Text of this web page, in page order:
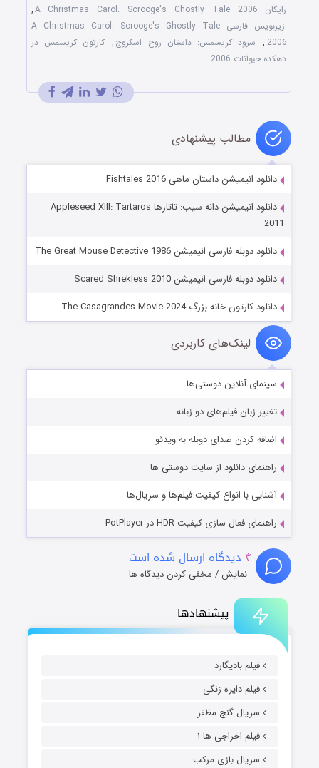
پیشنهادها
فیلم بادیگارد
فیلم دایره زنگی
سریال گنج مظفر
فیلم اخراجی ها ۱
سریال بازی مرکب
رایگان A Christmas Carol: Scrooge's Ghostly Tale 2006
,
زیرنویس فارسی A Christmas Carol: Scrooge's Ghostly Tale
2006
, سرود کریسمس: داستان روح اسکروج , کارتون کریسمس در
دهکده حیوانات 2006
مطالب پیشنهادی
دانلود انیمیشن داستان ماهی Fishtales 2016
دانلود انیمیشن دانه سیب: تاتارها Appleseed XIII: Tartaros
2011
دانلود دوبله فارسی انیمیشن The Great Mouse Detective 1986
دانلود دوبله فارسی انیمیشن Scared Shrekless 2010
دانلود کارتون خانه بزرگ The Casagrandes Movie 2024
لینک‌های کاربردی
سینمای آنلاین دوستی‌ها
تغییر زبان فیلم‌های دو زبانه
اضافه کردن صدای دوبله به ویدئو
راهنمای دانلود از سایت دوستی ها
آشنایی با انواع کیفیت فیلم‌ها و سریال‌ها
راهنمای فعال سازی کیفیت HDR در PotPlayer
۴ دیدگاه ارسال شده است
نمایش / مخفی کردن دیدگاه ها